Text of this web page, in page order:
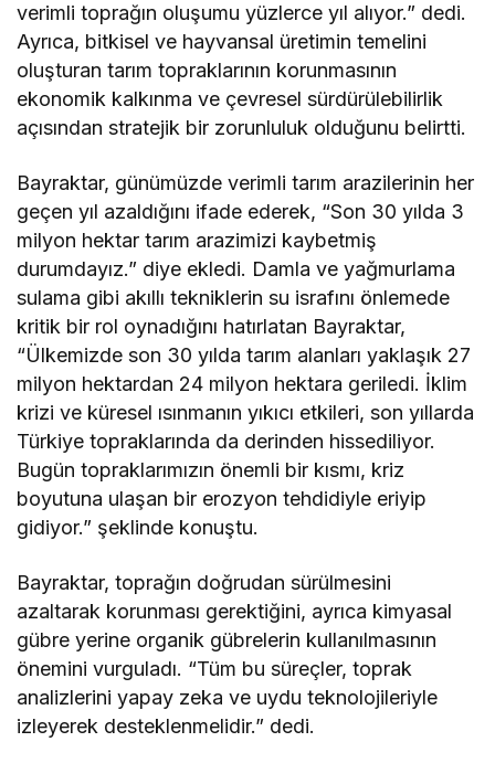
verimli toprağın oluşumu yüzlerce yıl alıyor.” dedi.
Ayrıca, bitkisel ve hayvansal üretimin temelini
oluşturan tarım topraklarının korunmasının
ekonomik kalkınma ve çevresel sürdürülebilirlik
açısından stratejik bir zorunluluk olduğunu belirtti.
Bayraktar, günümüzde verimli tarım arazilerinin her
geçen yıl azaldığını ifade ederek, “Son 30 yılda 3
milyon hektar tarım arazimizi kaybetmiş
durumdayız.” diye ekledi. Damla ve yağmurlama
sulama gibi akıllı tekniklerin su israfını önlemede
kritik bir rol oynadığını hatırlatan Bayraktar,
“Ülkemizde son 30 yılda tarım alanları yaklaşık 27
milyon hektardan 24 milyon hektara geriledi. İklim
krizi ve küresel ısınmanın yıkıcı etkileri, son yıllarda
Türkiye topraklarında da derinden hissediliyor.
Bugün topraklarımızın önemli bir kısmı, kriz
boyutuna ulaşan bir erozyon tehdidiyle eriyip
gidiyor.” şeklinde konuştu.
Bayraktar, toprağın doğrudan sürülmesini
azaltarak korunması gerektiğini, ayrıca kimyasal
gübre yerine organik gübrelerin kullanılmasının
önemini vurguladı. “Tüm bu süreçler, toprak
analizlerini yapay zeka ve uydu teknolojileriyle
izleyerek desteklenmelidir.” dedi.